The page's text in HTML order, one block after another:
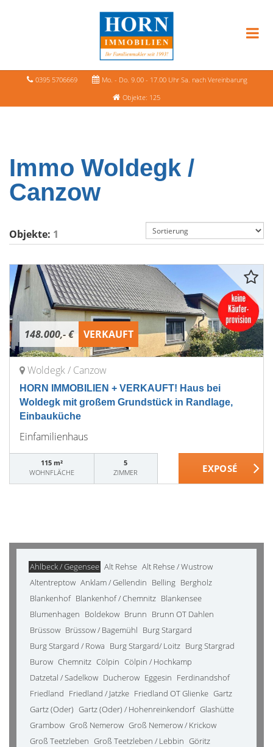
0395 5706669
Mo. - Do. 9.00 - 17.00 Uhr Sa. nach Vereinbarung
Objekte: 125
Immo Woldegk /
Canzow
Objekte: 1
148.000,- € VERKAUFT
Woldegk / Canzow
HORN IMMOBILIEN + VERKAUFT! Haus bei
Woldegk mit großem Grundstück in Randlage,
Einbauküche
Einfamilienhaus
115 m²
WOHNFLÄCHE
5
ZIMMER
Ahlbeck / Gegensee Alt Rehse Alt Rehse / Wustrow
Altentreptow Anklam / Gellendin Belling Bergholz
Blankenhof Blankenhof / Chemnitz Blankensee
Blumenhagen Boldekow Brunn Brunn OT Dahlen
Brüssow Brüssow / Bagemühl Burg Stargard
Burg Stargard / Rowa Burg Stargard/ Loitz Burg Stargrad
Burow Chemnitz Cölpin Cölpin / Hochkamp
Datzetal / Sadelkow Ducherow Eggesin Ferdinandshof
Friedland Friedland / Jatzke Friedland OT Glienke Gartz
Gartz (Oder) Gartz (Oder) / Hohenreinkendorf Glashütte
Grambow Groß Nemerow Groß Nemerow / Krickow
Groß Teetzleben Groß Teetzleben / Lebbin Göritz